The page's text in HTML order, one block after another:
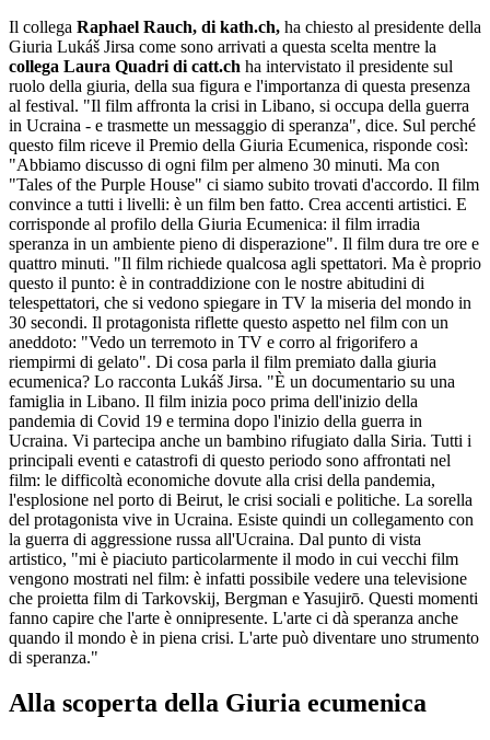
Il collega Raphael Rauch, di kath.ch, ha chiesto al presidente della
Giuria Lukáš Jirsa come sono arrivati a questa scelta mentre la
collega Laura Quadri di catt.ch ha intervistato il presidente sul
ruolo della giuria, della sua figura e l'importanza di questa presenza
al festival. "Il film affronta la crisi in Libano, si occupa della guerra
in Ucraina - e trasmette un messaggio di speranza", dice. Sul perché
questo film riceve il Premio della Giuria Ecumenica, risponde così:
"Abbiamo discusso di ogni film per almeno 30 minuti. Ma con
"Tales of the Purple House" ci siamo subito trovati d'accordo. Il film
convince a tutti i livelli: è un film ben fatto. Crea accenti artistici. E
corrisponde al profilo della Giuria Ecumenica: il film irradia
speranza in un ambiente pieno di disperazione". Il film dura tre ore e
quattro minuti. "Il film richiede qualcosa agli spettatori. Ma è proprio
questo il punto: è in contraddizione con le nostre abitudini di
telespettatori, che si vedono spiegare in TV la miseria del mondo in
30 secondi. Il protagonista riflette questo aspetto nel film con un
aneddoto: "Vedo un terremoto in TV e corro al frigorifero a
riempirmi di gelato". Di cosa parla il film premiato dalla giuria
ecumenica? Lo racconta Lukáš Jirsa. "È un documentario su una
famiglia in Libano. Il film inizia poco prima dell'inizio della
pandemia di Covid 19 e termina dopo l'inizio della guerra in
Ucraina. Vi partecipa anche un bambino rifugiato dalla Siria. Tutti i
principali eventi e catastrofi di questo periodo sono affrontati nel
film: le difficoltà economiche dovute alla crisi della pandemia,
l'esplosione nel porto di Beirut, le crisi sociali e politiche. La sorella
del protagonista vive in Ucraina. Esiste quindi un collegamento con
la guerra di aggressione russa all'Ucraina. Dal punto di vista
artistico, "mi è piaciuto particolarmente il modo in cui vecchi film
vengono mostrati nel film: è infatti possibile vedere una televisione
che proietta film di Tarkovskij, Bergman e Yasujirō. Questi momenti
fanno capire che l'arte è onnipresente. L'arte ci dà speranza anche
quando il mondo è in piena crisi. L'arte può diventare uno strumento
di speranza."
Alla scoperta della Giuria ecumenica